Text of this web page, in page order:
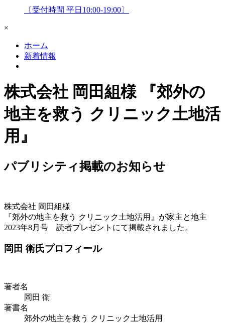
〔受付時間 平日10:00-19:00〕
×
ホーム
新着情報
株式会社 岡田組様 『郊外の
地主を救う クリニック土地活
用』
パブリシティ掲載のお知らせ
株式会社 岡田組様
『郊外の地主を救う クリニック土地活用』が家主と地主
2023年8月号 読者プレゼント にて掲載されました。
岡田 衛氏プロフィール
著者名
岡田 衛
著書名
郊外の地主を救う クリニック土地活用